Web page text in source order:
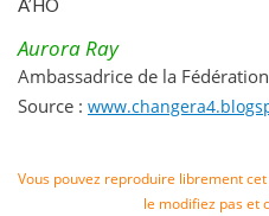
A’HO
Aurora Ray
Ambassadrice de la
Source :
Vous pouvez reproduire librement
le modifiez pas et